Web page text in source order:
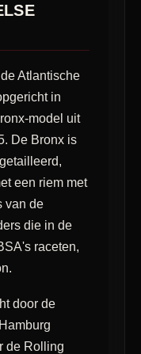
Atlantische
in
model uit
De Bronx is
een riem met
van de
die in de
raceten,
door de
de Rolling